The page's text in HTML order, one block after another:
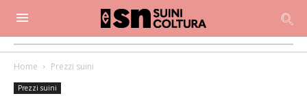
Home Prezzi suini
Prezzi suini